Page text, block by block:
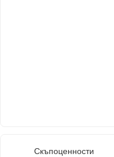
Скъпоценности